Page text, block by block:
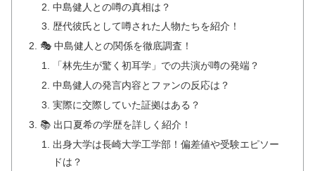
中島健人との噂の真相は？
歴代彼氏として噂された人物たちを紹介！
🎭 中島健人との関係を徹底調査！
「林先生が驚く初耳学」での共演が噂の発端？
中島健人の発言内容とファンの反応は？
実際に交際していた証拠はある？
📚 出口夏希の学歴を詳しく紹介！
出身大学は長崎大学工学部！偏差値や受験エピソー
ドは？